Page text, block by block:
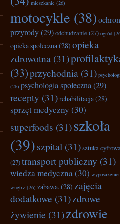
mieszkanie (26)
motocykle (38)
przyrody(29)odchudzanie (27) ogród
opieka społeczna(28) opieka
zdrowotna (31)
(33)przychodnia (31)
(26) psychologia społeczna(29)
recepty (31)rehabilitacja(28)
sprzęt medyczny (30)
superfoods (31)szkoła
(39)szpital (31)sztuka
(27)transport publiczny (31)
wiedza medyczna(30) wyposażenie
wnętrz (26) zabawa.(28) zajęcia
dodatkowe (31)zdrowe
żywienie (31)zdrowie